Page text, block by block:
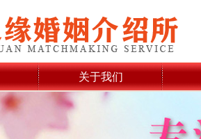
关于我们